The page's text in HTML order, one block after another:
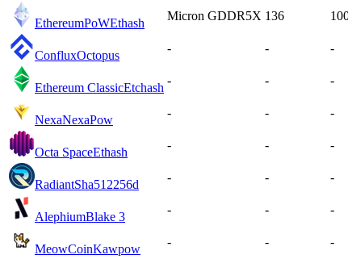
EthereumPoWEthash
Micron GDDR5X 136
ConfluxOctopus
- - -
Ethereum ClassicEtchash
- - -
NexaNexaPow
- - -
Octa SpaceEthash
- - -
RadiantSha512256d
- - -
AlephiumBlake 3
- - -
MeowCoinKawpow
- - -